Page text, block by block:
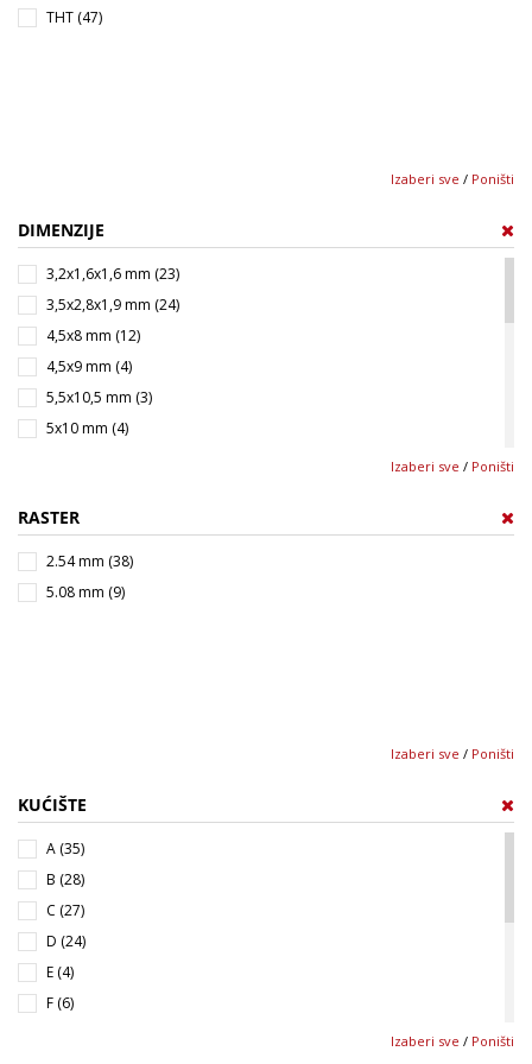
THT (47)
Izaberi sve / Poništi
DIMENZIJE
3,2x1,6x1,6 mm (23)
3,5x2,8x1,9 mm (24)
4,5x8 mm (12)
4,5x9 mm (4)
5,5x10,5 mm (3)
5x10 mm (4)
6x11,5 mm (6)
6x3,2x2,5 mm (23)
7,3x4,3x2,8 mm (21)
9x16 mm (4)
Izaberi sve / Poništi
RASTER
2.54 mm (38)
5.08 mm (9)
Izaberi sve / Poništi
KUĆIŠTE
A (35)
B (28)
C (27)
D (24)
E (4)
F (6)
Izaberi sve / Poništi